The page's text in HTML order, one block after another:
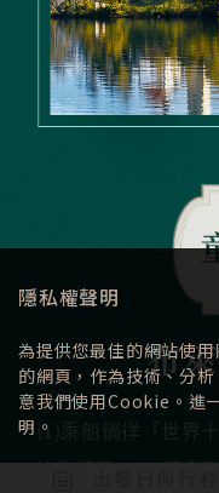
(1)乘船徜徉「世界
擁抱絕景。(3)輕嚐
隱私權聲明
為提供您最佳的網站使
的網頁，作為技術、分
意我們使用Cookie。進
明。